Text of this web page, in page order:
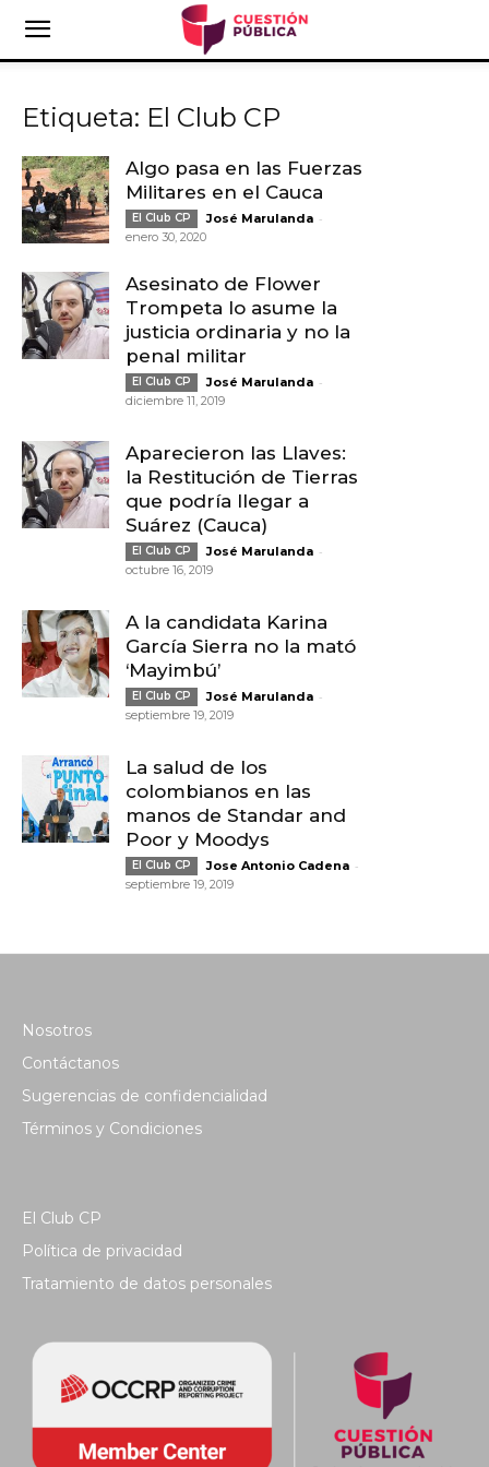
Etiqueta: El Club CP
Algo pasa en las Fuerzas
Militares en el Cauca
El Club CP José Marulanda -
enero 30, 2020
Asesinato de Flower
Trompeta lo asume la
justicia ordinaria y no la
penal militar
El Club CP José Marulanda -
diciembre 11, 2019
Aparecieron las Llaves:
la Restitución de Tierras
que podría llegar a
Suárez (Cauca)
El Club CP José Marulanda -
octubre 16, 2019
A la candidata Karina
García Sierra no la mató
‘Mayimbú’
El Club CP José Marulanda -
septiembre 19, 2019
La salud de los
colombianos en las
manos de Standar and
Poor y Moodys
El Club CP Jose Antonio Cadena -
septiembre 19, 2019
Nosotros
Contáctanos
Sugerencias de confidencialidad
Términos y Condiciones
El Club CP
Política de privacidad
Tratamiento de datos personales